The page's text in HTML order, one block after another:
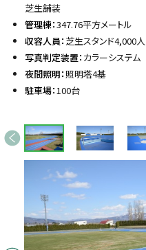
芝生舗装
管理棟：347.76平方メートル
収容人員： 芝生スタンド4,000人
写真判定装置： カラーシステム
夜間照明：照明塔4基
駐車場：100台
画
像
ス
集
前へ